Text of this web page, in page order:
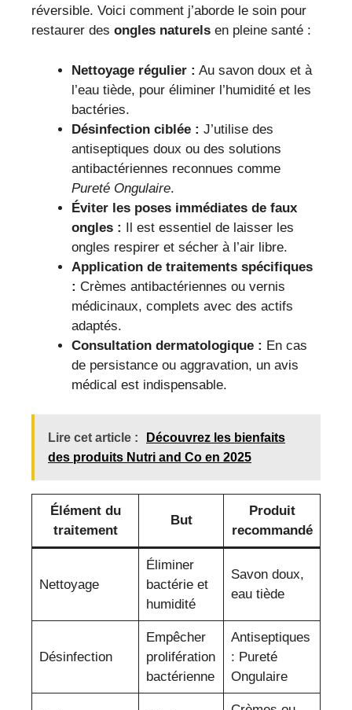
réversible. Voici comment j’aborde le soin pour
restaurer des ongles naturels en pleine santé :
Nettoyage régulier : Au savon doux et à
l’eau tiède, pour éliminer l’humidité et les
bactéries.
Désinfection ciblée : J’utilise des
antiseptiques doux ou des solutions
antibactériennes reconnues comme
Pureté Ongulaire.
Éviter les poses immédiates de faux
ongles : Il est essentiel de laisser les
ongles respirer et sécher à l’air libre.
Application de traitements spécifiques
: Crèmes antibactériennes ou vernis
médicinaux, complets avec des actifs
adaptés.
Consultation dermatologique : En cas
de persistance ou aggravation, un avis
médical est indispensable.
Lire cet article :
Découvrez les bienfaits
des produits Nutri and Co en 2025
Élément du
traitement
But
Produit
recommandé
Nettoyage
Éliminer
bactérie et
humidité
Savon doux,
eau tiède
Désinfection
Empêcher
prolifération
bactérienne
Antiseptiques
: Pureté
Ongulaire